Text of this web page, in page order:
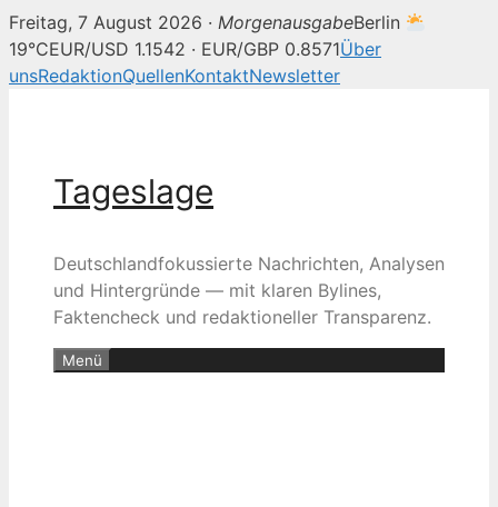
Freitag, 7 August 2026 · MorgenausgabeBerlin
19°CEUR/USD 1.1542 · EUR/GBP 0.8571Über
unsRedaktionQuellenKontaktNewsletter
Tageslage
Deutschlandfokussierte Nachrichten, Analysen
und Hintergründe — mit klaren Bylines,
Faktencheck und redaktioneller Transparenz.
Menü